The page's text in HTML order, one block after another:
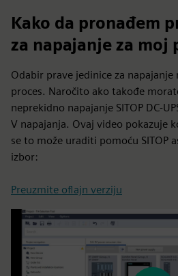
Kako da pronađem
za napajanje za moj
Odabir prave jedinice za
proces. Naročito ako takođe
neprekidno napajanje SITOP DC-
V napajanja. Ovaj video pokazuje
se to može uraditi pomoću SITOP
izbor:
Preuzmite oflajn verziju